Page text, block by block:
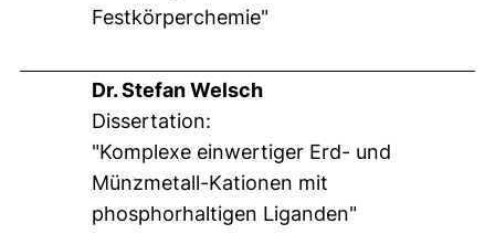
Festkörperchemie"
Dr. Stefan Welsch
Dissertation:
"Komplexe einwertiger Erd- und
Münzmetall-Kationen mit
phosphorhaltigen Liganden"